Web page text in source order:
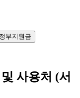
부지원금
사용처 (서